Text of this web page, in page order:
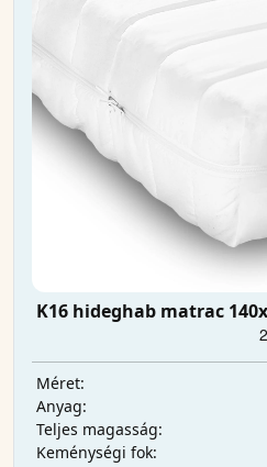
K16 hideghab matrac
Méret:
Anyag:
Teljes magasság:
Keménységi fok: